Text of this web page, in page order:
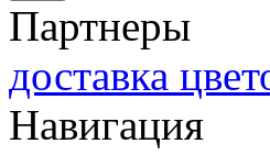
Партнеры
доставка
Навигация